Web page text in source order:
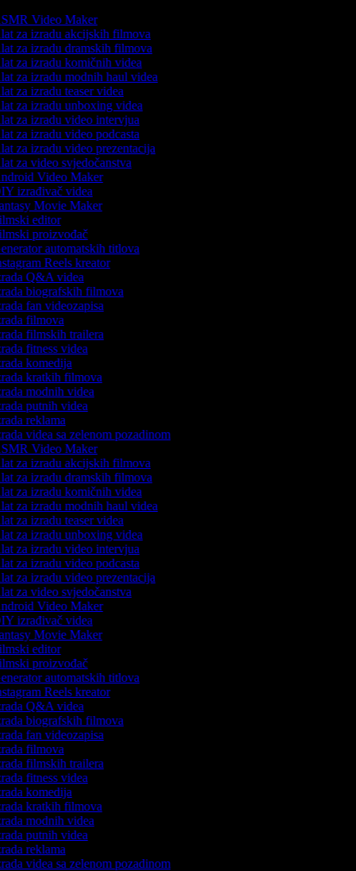
Video Maker
za izradu akcijskih filmova
za izradu dramskih filmova
za izradu komičnih videa
za izradu modnih haul videa
za izradu teaser videa
za izradu unboxing videa
za izradu video intervjua
za izradu video podcasta
za izradu video prezentacija
za video svjedočanstva
Video Maker
izrađivač videa
Movie Maker
editor
proizvođač
automatskih titlova
Reels kreator
Q&A videa
biografskih filmova
fan videozapisa
filmova
filmskih trailera
fitness videa
komedija
kratkih filmova
modnih videa
putnih videa
reklama
videa sa zelenom pozadinom
Video Maker
za izradu akcijskih filmova
za izradu dramskih filmova
za izradu komičnih videa
za izradu modnih haul videa
za izradu teaser videa
za izradu unboxing videa
za izradu video intervjua
za izradu video podcasta
za izradu video prezentacija
za video svjedočanstva
Video Maker
izrađivač videa
Movie Maker
editor
proizvođač
automatskih titlova
Reels kreator
Q&A videa
biografskih filmova
fan videozapisa
filmova
filmskih trailera
fitness videa
komedija
kratkih filmova
modnih videa
putnih videa
reklama
videa sa zelenom pozadinom